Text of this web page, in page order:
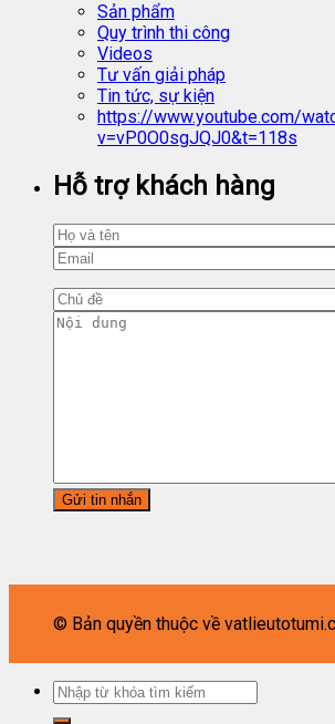
Sản phẩm
Quy trình thi công
Videos
Tư vấn giải pháp
Tin tức, sự kiện
https://www.youtube.com/
v=vP0O0sgJQJ0&t=118s
Hỗ trợ khách hàng
© Bản quyền thuộc về